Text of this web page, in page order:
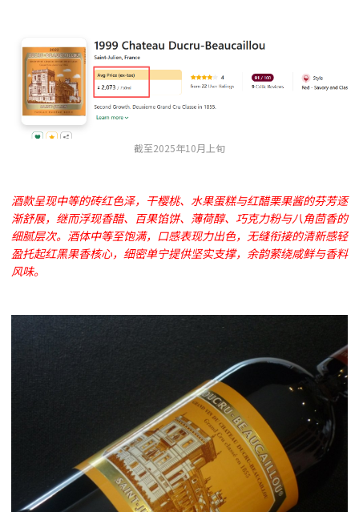
截至2025年10月上旬
酒款呈现中等的砖红色泽，干樱桃、水果蛋糕与红醋栗果酱的芬芳逐
渐舒展，继而浮现香醋、百果馅饼、薄荷醇、巧克力粉与八角茴香的
细腻层次。酒体中等至饱满，口感表现力出色，无缝衔接的清新感轻
盈托起红黑果香核心，细密单宁提供坚实支撑，余韵萦绕咸鲜与香料
风味。